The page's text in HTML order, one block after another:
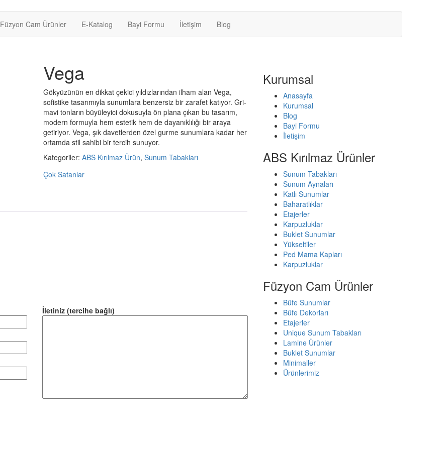
Füzyon Cam Ürünler E-Katalog Bayi Formu İletişim Blog
Vega
Gökyüzünün en dikkat çekici yıldızlarından ilham alan Vega,
sofistike tasarımıyla sunumlara benzersiz bir zarafet katıyor. Gri-
mavi tonların büyüleyici dokusuyla ön plana çıkan bu tasarım,
modern formuyla hem estetik hem de dayanıklılığı bir araya
getiriyor. Vega, şık davetlerden özel gurme sunumlara kadar her
ortamda stil sahibi bir tercih sunuyor.
Kategoriler: ABS Kırılmaz Ürün, Sunum Tabakları
Çok Satanlar
İletiniz (tercihe bağlı)
Kurumsal
Anasayfa
Kurumsal
Blog
Bayi Formu
İletişim
ABS Kırılmaz Ürünler
Sunum Tabakları
Sunum Aynaları
Katlı Sunumlar
Baharatlıklar
Etajerler
Karpuzluklar
Buklet Sunumlar
Yükseltiler
Ped Mama Kapları
Karpuzluklar
Füzyon Cam Ürünler
Büfe Sunumlar
Büfe Dekorları
Etajerler
Unique Sunum Tabakları
Lamine Ürünler
Buklet Sunumlar
Minimaller
Ürünlerimiz